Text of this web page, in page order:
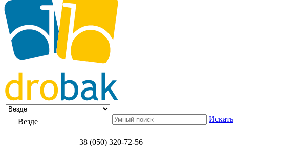
Везде Искать
+38 (050) 320-72-56